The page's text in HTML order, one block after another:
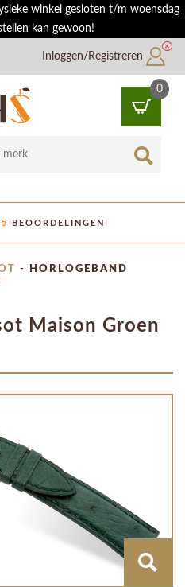
winkel gesloten t/m woensdag
kan gewoon!
Inloggen/Registreren
0
-
HORLOGEBAND
Maison Groen